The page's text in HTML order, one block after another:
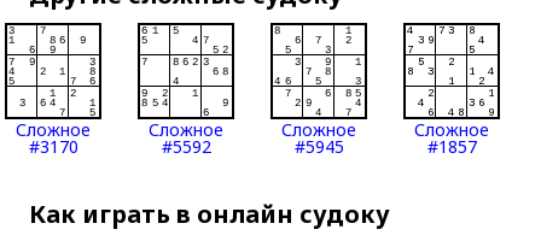
Сложное
#3170
Сложное
#5592
Сложное
#5945
Сложное
#1857
Как играть в онлайн судоку